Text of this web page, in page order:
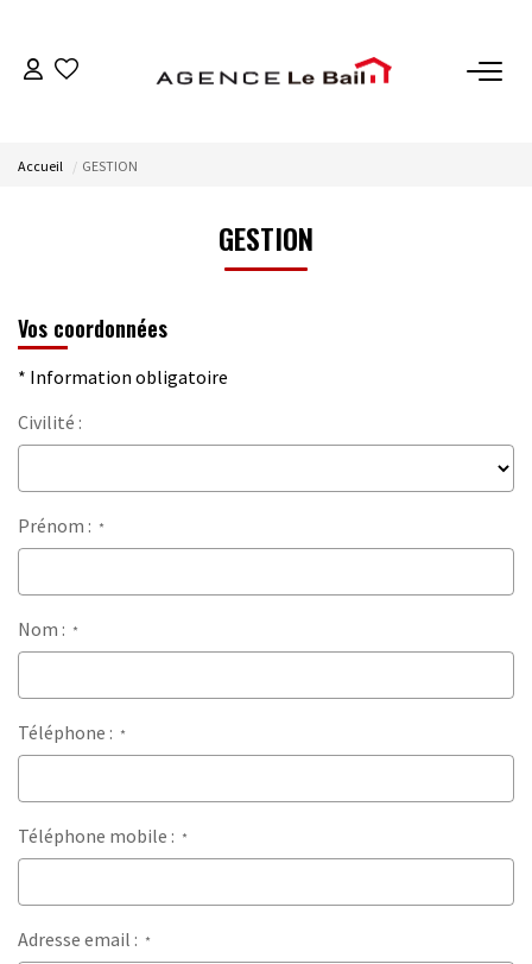
LOCATIONS
Espace Propriétaire
Accueil GESTION
GESTION
Vos coordonnées
* Information obligatoire
Civilité :
Prénom : *
Nom : *
Téléphone : *
Téléphone mobile : *
Adresse email : *